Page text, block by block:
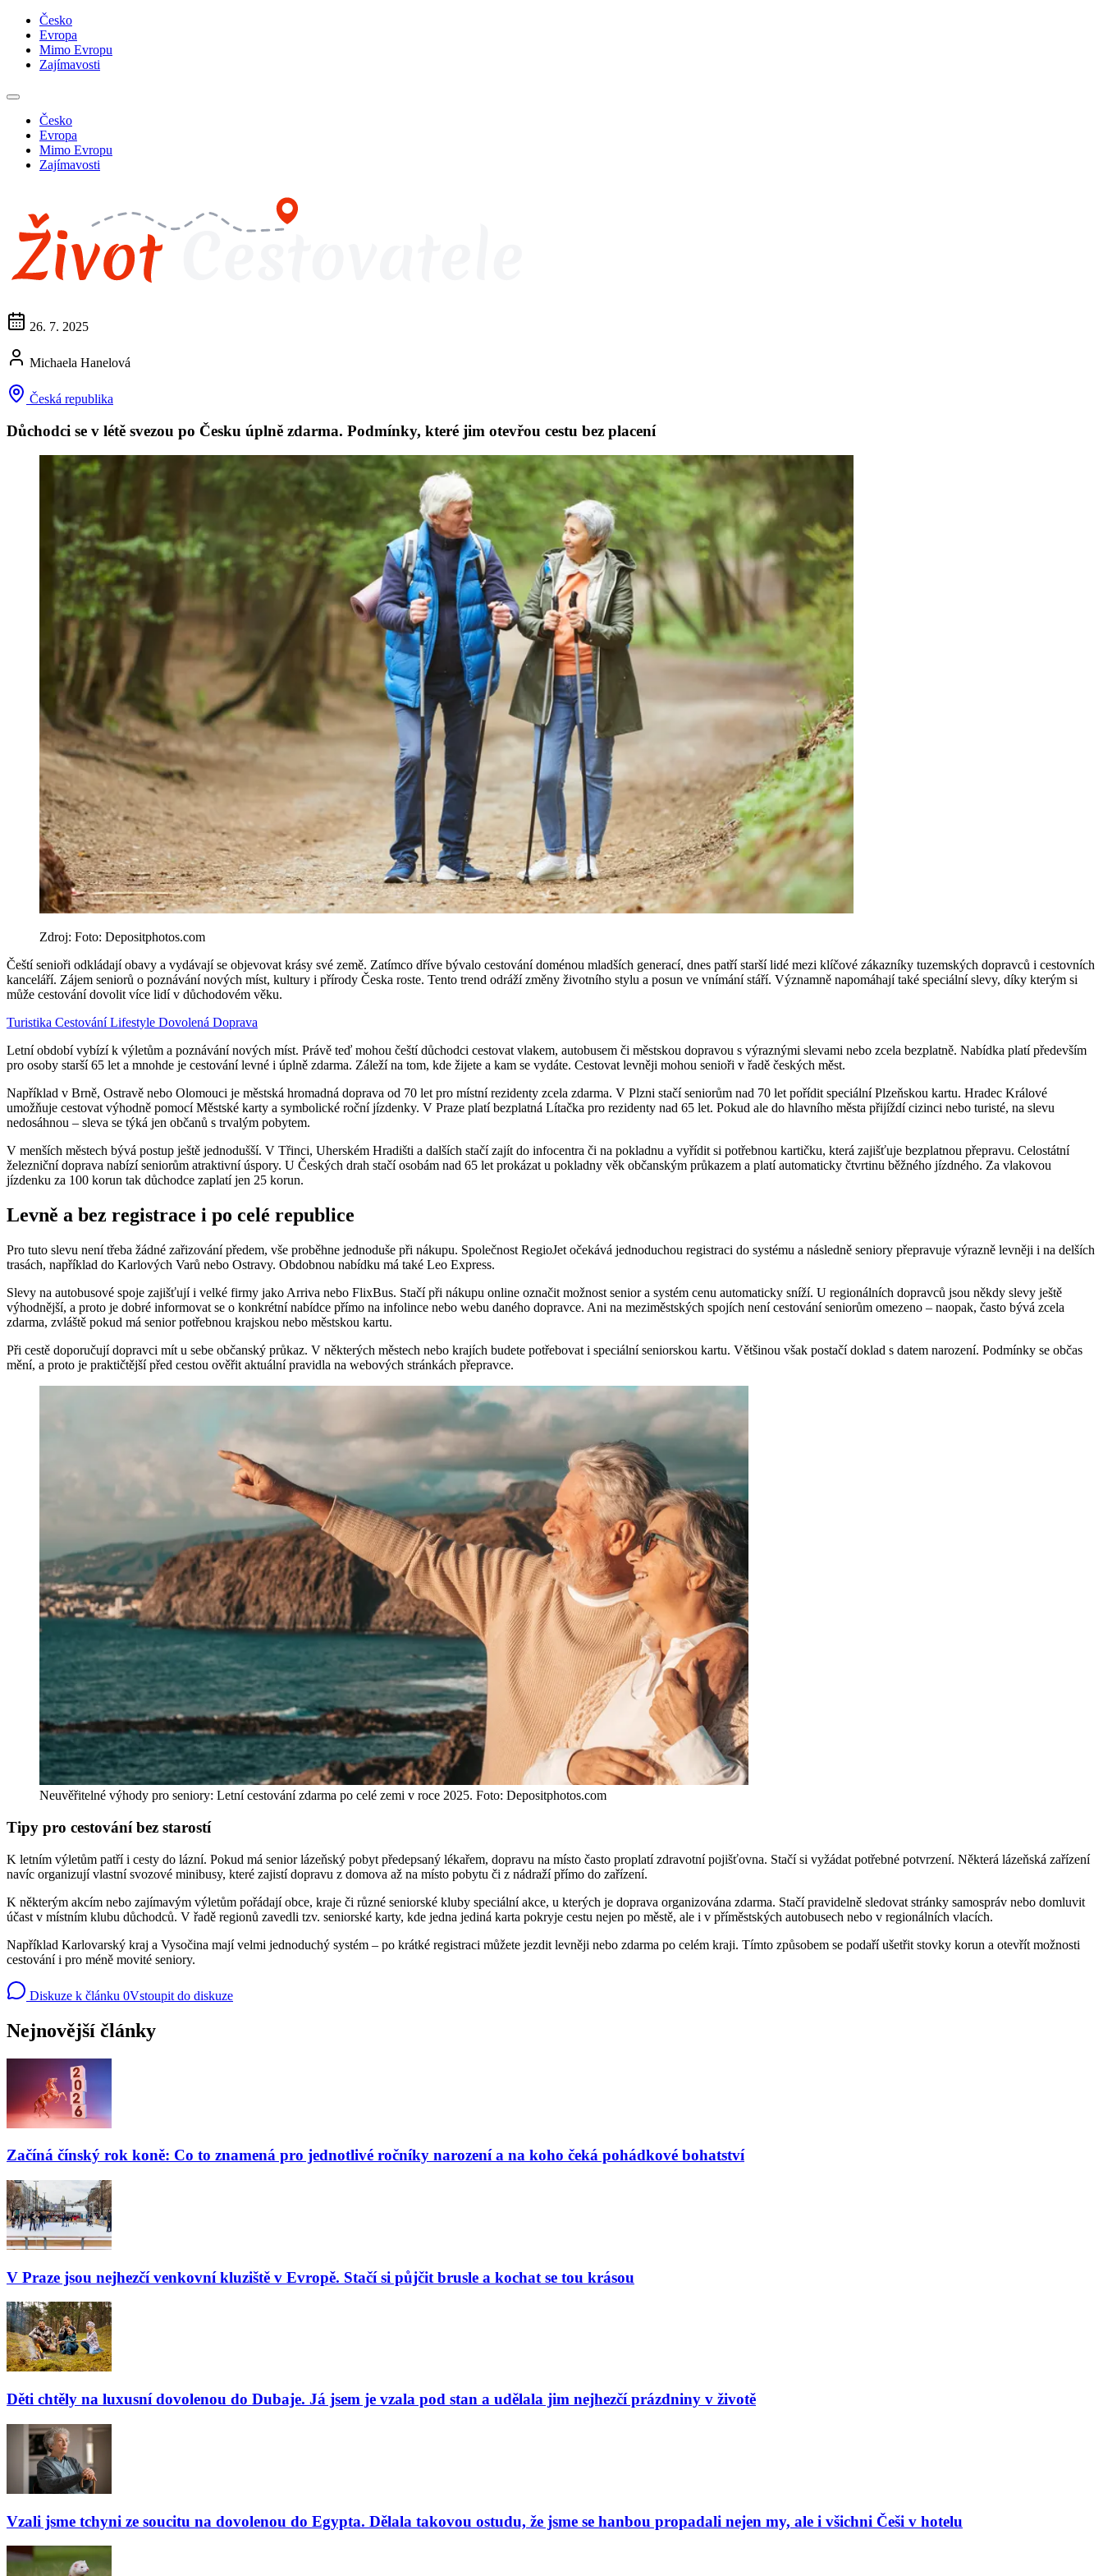
Česko
Evropa
Mimo Evropu
Zajímavosti
Česko
Evropa
Mimo Evropu
Zajímavosti
26. 7. 2025
Michaela Hanelová
Česká republika
Důchodci se v létě svezou po Česku úplně zdarma. Podmínky, které jim otevřou cestu bez placení
Zdroj: Foto: Depositphotos.com
Čeští senioři odkládají obavy a vydávají se objevovat krásy své země. Zatímco dříve bývalo cestování doménou mladších generací, dnes patří starší lidé mezi klíčové zákazníky tuzemských dopravců i cestovních
kanceláří. Zájem seniorů o poznávání nových míst, kultury i přírody Česka roste. Tento trend odráží změny životního stylu a posun ve vnímání stáří. Významně napomáhají také speciální slevy, díky kterým si
může cestování dovolit více lidí v důchodovém věku.
Turistika CestováníLifestyle Dovolená Doprava
Letní období vybízí k výletům a poznávání nových míst. Právě teď mohou čeští důchodci cestovat vlakem, autobusem či městskou dopravou s výraznými slevami nebo zcela bezplatně. Nabídka platí především
pro osoby starší 65 let a mnohde je cestování levné i úplně zdarma. Záleží na tom, kde žijete a kam se vydáte. Cestovat levněji mohou senioři v řadě českých měst.
Například v Brně, Ostravě nebo Olomouci je městská hromadná doprava od 70 let pro místní rezidenty zcela zdarma. V Plzni stačí seniorům nad 70 let pořídit speciální Plzeňskou kartu. Hradec Králové
umožňuje cestovat výhodně pomocí Městské karty a symbolické roční jízdenky. V Praze platí bezplatná Lítačka pro rezidenty nad 65 let. Pokud ale do hlavního města přijíždí cizinci nebo turisté, na slevu
nedosáhnou – sleva se týká jen občanů s trvalým pobytem.
V menších městech bývá postup ještě jednodušší. V Třinci, Uherském Hradišti a dalších stačí zajít do infocentra či na pokladnu a vyřídit si potřebnou kartičku, která zajišťuje bezplatnou přepravu. Celostátní
železniční doprava nabízí seniorům atraktivní úspory. U Českých drah stačí osobám nad 65 let prokázat u pokladny věk občanským průkazem a platí automaticky čtvrtinu běžného jízdného. Za vlakovou
jízdenku za 100 korun tak důchodce zaplatí jen 25 korun.
Levně a bez registrace i po celé republice
Pro tuto slevu není třeba žádné zařizování předem, vše proběhne jednoduše při nákupu. Společnost RegioJet očekává jednoduchou registraci do systému a následně seniory přepravuje výrazně levněji i na delších
trasách, například do Karlových Varů nebo Ostravy. Obdobnou nabídku má také Leo Express.
Slevy na autobusové spoje zajišťují i velké firmy jako Arriva nebo FlixBus. Stačí při nákupu online označit možnost senior a systém cenu automaticky sníží. U regionálních dopravců jsou někdy slevy ještě
výhodnější, a proto je dobré informovat se o konkrétní nabídce přímo na infolince nebo webu daného dopravce. Ani na meziměstských spojích není cestování seniorům omezeno – naopak, často bývá zcela
zdarma, zvláště pokud má senior potřebnou krajskou nebo městskou kartu.
Při cestě doporučují dopravci mít u sebe občanský průkaz. V některých městech nebo krajích budete potřebovat i speciální seniorskou kartu. Většinou však postačí doklad s datem narození. Podmínky se občas
mění, a proto je praktičtější před cestou ověřit aktuální pravidla na webových stránkách přepravce.
Neuvěřitelné výhody pro seniory: Letní cestování zdarma po celé zemi v roce 2025. Foto: Depositphotos.com
Tipy pro cestování bez starostí
K letním výletům patří i cesty do lázní. Pokud má senior lázeňský pobyt předepsaný lékařem, dopravu na místo často proplatí zdravotní pojišťovna. Stačí si vyžádat potřebné potvrzení. Některá lázeňská zařízení
navíc organizují vlastní svozové minibusy, které zajistí dopravu z domova až na místo pobytu či z nádraží přímo do zařízení.
K některým akcím nebo zajímavým výletům pořádají obce, kraje či různé seniorské kluby speciální akce, u kterých je doprava organizována zdarma. Stačí pravidelně sledovat stránky samospráv nebo domluvit
účast v místním klubu důchodců. V řadě regionů zavedli tzv. seniorské karty, kde jedna jediná karta pokryje cestu nejen po městě, ale i v příměstských autobusech nebo v regionálních vlacích.
Například Karlovarský kraj a Vysočina mají velmi jednoduchý systém – po krátké registraci můžete jezdit levněji nebo zdarma po celém kraji. Tímto způsobem se podaří ušetřit stovky korun a otevřít možnosti
cestování i pro méně movité seniory.
Diskuze k článku 0Vstoupit do diskuze
Nejnovější články
Začíná čínský rok koně: Co to znamená pro jednotlivé ročníky narození a na koho čeká pohádkové bohatství
V Praze jsou nejhezčí venkovní kluziště v Evropě. Stačí si půjčit brusle a kochat se tou krásou
Děti chtěly na luxusní dovolenou do Dubaje. Já jsem je vzala pod stan a udělala jim nejhezčí prázdniny v životě
Vzali jsme tchyni ze soucitu na dovolenou do Egypta. Dělala takovou ostudu, že jsme se hanbou propadali nejen my, ale i všichni Češi v hotelu